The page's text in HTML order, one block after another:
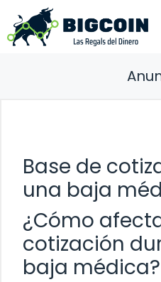
Saltar
al
contenido
Base de
una baja
¿Cómo
cotización
baja médica?